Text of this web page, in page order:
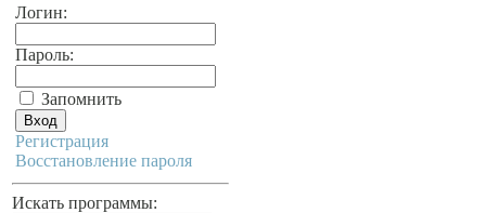
Логин:
Пароль:
Запомнить
Регистрация
Восстановление пароля
Искать программы: